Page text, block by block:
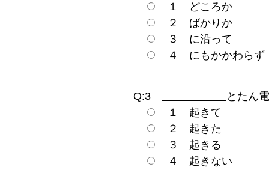
１ どころか
２ ばかりか
３ に沿って
４ にもかかわらず
Q:3
とたん
１ 起きて
２ 起きた
３ 起きる
４ 起きない